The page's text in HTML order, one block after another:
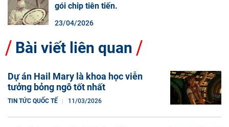
gói chip tiên tiến.
23/04/2026
Bài viết liên quan
Dự án Hail Mary là khoa học viễn
tưởng bỏng ngô tốt nhất
TIN TỨC QUỐC TẾ 11/03/2026